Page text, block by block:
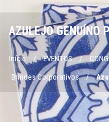
AZULEJO GENUÍNO
Início / EVENTOS /
Brindes Corporativos /